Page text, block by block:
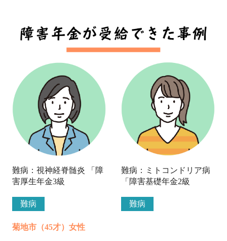
難病：視神経脊髄炎 「障
害厚生年金3級
難病
菊地市（45才）女性
難病：ミトコンドリア病
「障害基礎年金2級
難病